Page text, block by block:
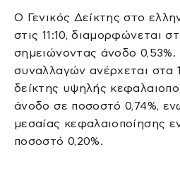
O Γενικός Δείκτης στο
στις 11:10, διαμορφώνεται
σημειώνοντας άνοδο
συναλλαγών ανέρχεται στα
δείκτης υψηλής
άνοδο σε ποσοστό 0,74%,
μεσαίας κεφαλαιοποίησης
ποσοστό 0,20%.